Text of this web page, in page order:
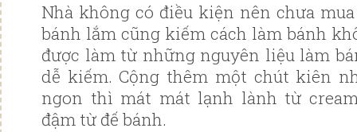
Nhà không có điều kiện nên chưa
bánh lắm cũng kiếm cách làm bánh
được làm từ những nguyên liệu làm
dễ kiếm. Cộng thêm một chút kiên
ngon thì mát mát lạnh lành từ
đậm từ đế bánh.